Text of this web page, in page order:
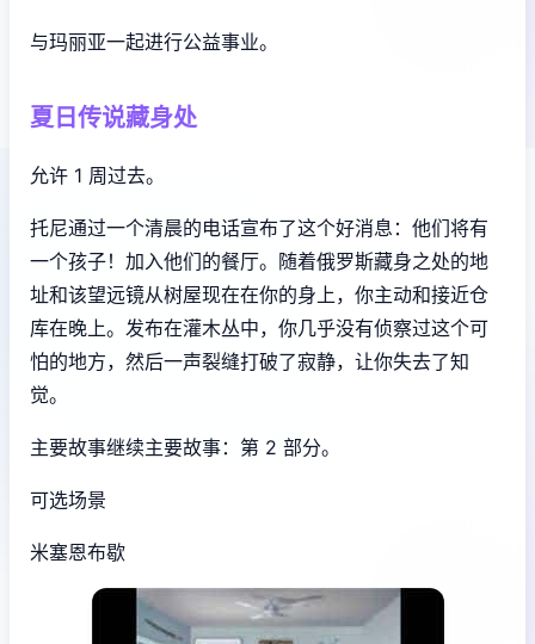
与玛丽亚一起进行公益事业。
夏日传说藏身处
允许 1 周过去。
托尼通过一个清晨的电话宣布了这个好消息：他们将有
一个孩子！加入他们的餐厅。随着俄罗斯藏身之处的地
址和该望远镜从树屋现在在你的身上，你主动和接近仓
库在晚上。发布在灌木丛中，你几乎没有侦察过这个可
怕的地方，然后一声裂缝打破了寂静，让你失去了知
觉。
主要故事继续主要故事：第 2 部分。
可选场景
米塞恩布歇